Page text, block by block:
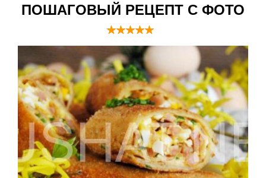
ПОШАГОВЫЙ РЕЦЕПТ С ФОТО